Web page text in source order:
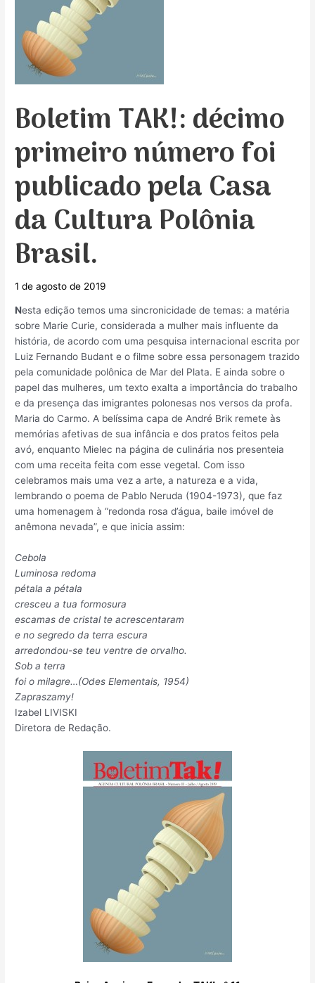
Boletim TAK!: décimo
primeiro número foi
publicado pela Casa
da Cultura Polônia
Brasil.
1 de agosto de 2019
Nesta edição temos uma sincronicidade de temas: a matéria
sobre Marie Curie, considerada a mulher mais influente da
história, de acordo com uma pesquisa internacional escrita por
Luiz Fernando Budant e o filme sobre essa personagem trazido
pela comunidade polônica de Mar del Plata. E ainda sobre o
papel das mulheres, um texto exalta a importância do trabalho
e da presença das imigrantes polonesas nos versos da profa.
Maria do Carmo. A belíssima capa de André Brik remete às
memórias afetivas de sua infância e dos pratos feitos pela
avó, enquanto Mielec na página de culinária nos presenteia
com uma receita feita com esse vegetal. Com isso
celebramos mais uma vez a arte, a natureza e a vida,
lembrando o poema de Pablo Neruda (1904-1973), que faz
uma homenagem à “redonda rosa d’água, baile imóvel de
anêmona nevada”, e que inicia assim:
Cebola
Luminosa redoma
pétala a pétala
cresceu a tua formosura
escamas de cristal te acrescentaram
e no segredo da terra escura
arredondou-se teu ventre de orvalho.
Sob a terra
foi o milagre…(Odes Elementais, 1954)
Zapraszamy!
Izabel LIVISKI
Diretora de Redação.